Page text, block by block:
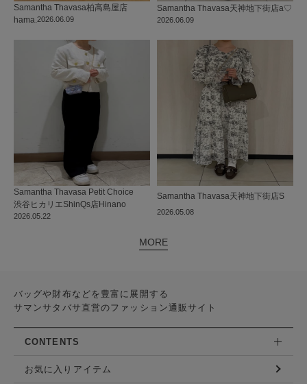
2026.06.09
Samantha Thavasa柏高島屋店
hama.
2026.06.09
Samantha Thavasa天神地下街店a♡
2026.05.22
Samantha Thavasa Petit Choice
渋谷ヒカリエShinQs店Hinano
2026.05.08
Samantha Thavasa天神地下街店S
MORE
バッグや財布などを豊富に展開する
サマンサタバサ直営のファッション通販サイト
CONTENTS
お気に入りアイテム